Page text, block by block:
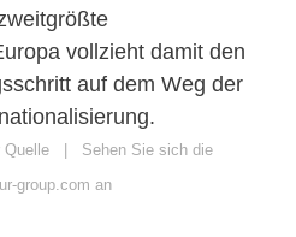
vollzieht damit den
auf dem Weg der
Quelle | Sehen Sie sich die
group.com an